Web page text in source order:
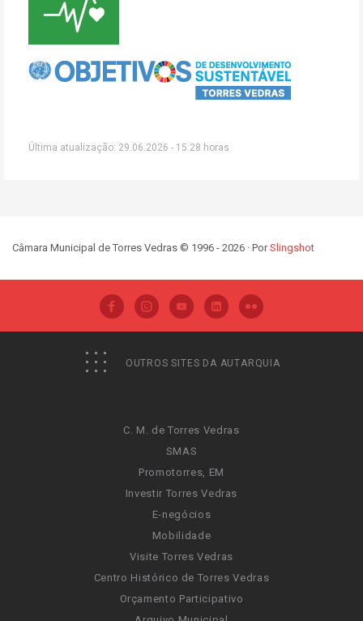
Última atualização: 29.06.2026 - 15:28 horas
Câmara Municipal de Torres Vedras © 1996 - 2026 · PorSlingshot
OUTROS SITES DA AUTARQUIA
C. M. de Torres Vedras
SMAS
Promotorres, EM
Investir Torres Vedras
E-negócios
Mobilidade
Visite Torres Vedras
Centro Histórico de Torres Vedras
Orçamento Participativo